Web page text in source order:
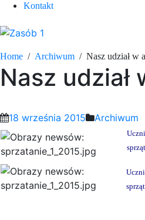
Kontakt
Home Archiwum Nasz udział w
Nasz
18 września 2015 Archiwum